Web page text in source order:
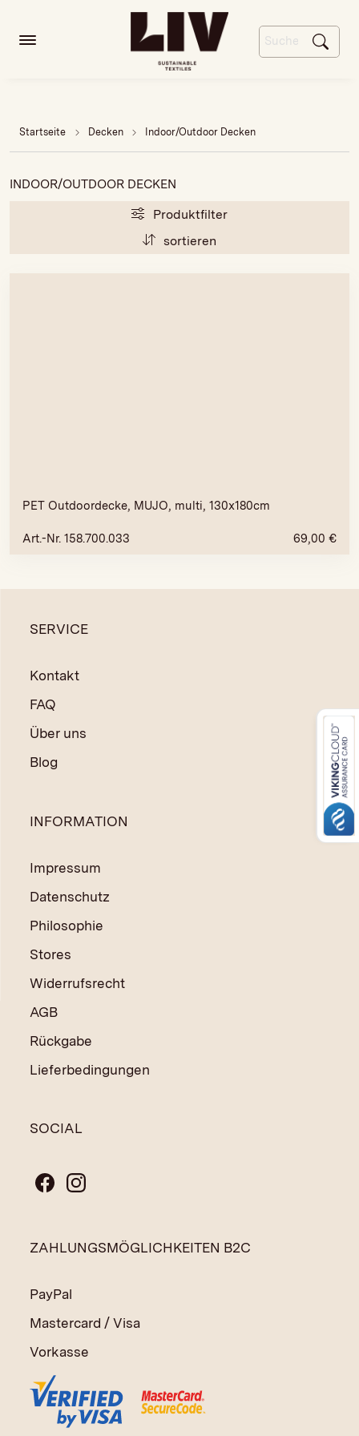
Startseite Decken Indoor/Outdoor Decken
INDOOR/OUTDOOR DECKEN
Produktfilter
sortieren
PET Outdoordecke, MUJO, multi, 130x180cm
Art.-Nr. 158.700.033 69,00 €
SERVICE
Kontakt
FAQ
Über uns
Blog
INFORMATION
Impressum
Datenschutz
Philosophie
Stores
Widerrufsrecht
AGB
Rückgabe
Lieferbedingungen
SOCIAL
ZAHLUNGSMÖGLICHKEITEN B2C
PayPal
Mastercard / Visa
Vorkasse